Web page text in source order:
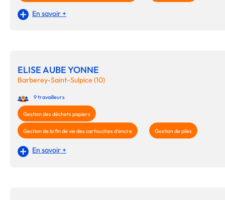
En savoir +
ELISE AUBE YONNE
Barberey-Saint-Sulpice (10)
9 travailleurs
Gestion des déchets papiers
Gestion de la fin de vie des cartouches d'encre Gestion de piles
En savoir +